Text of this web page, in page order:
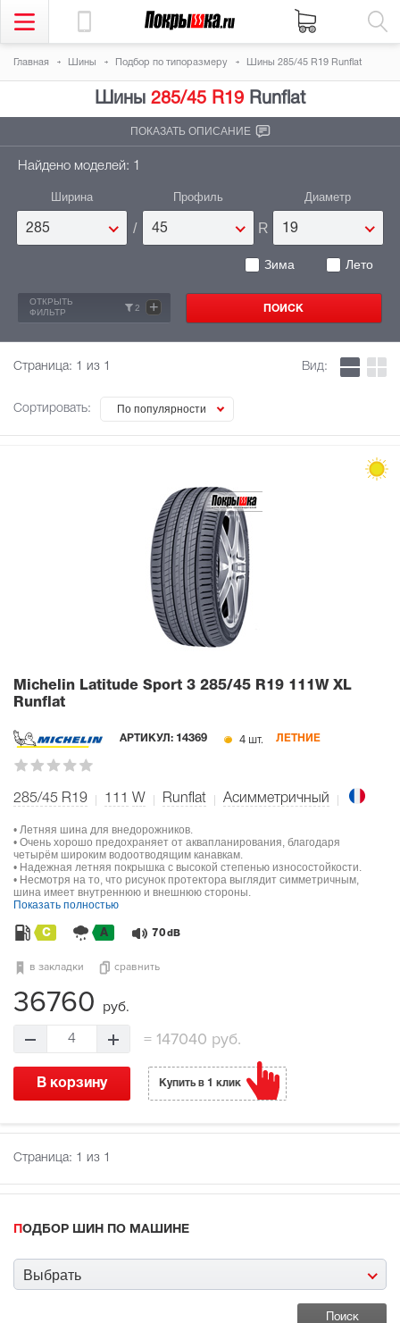
Главная Шины Подбор по типоразмеру Шины 285/45 R19 Runflat
Шины 285/45 R19 Runflat
ПОКАЗАТЬ ОПИСАНИЕ
Найдено моделей: 1
Ширина
285 /
Профиль
45 R
Диаметр
19
Зима Лето
ОТКРЫТЬ
ФИЛЬТР
2 +
Страница: 1 из 1
Сортировать: По популярности
Вид:
Michelin Latitude Sport 3 285/45 R19 111W XL
Runflat
АРТИКУЛ: 14369 4 шт. ЛЕТНИЕ
285/45 R19 111 W Runflat Асимметричный
• Летняя шина для внедорожников.
• Очень хорошо предохраняет от аквапланирования, благодаря
четырём широким водоотводящим канавкам.
• Надежная летняя покрышка с высокой степенью износостойкости.
• Несмотря на то, что рисунок протектора выглядит симметричным,
шина имеет внутреннюю и внешнюю стороны.
Показать полностью
C A 70 dB
в закладки сравнить
36760 руб.
4 = 147040 руб.
В корзину Купить в 1 клик
Страница: 1 из 1
ПОДБОР ШИН ПО МАШИНЕ
Выбрать